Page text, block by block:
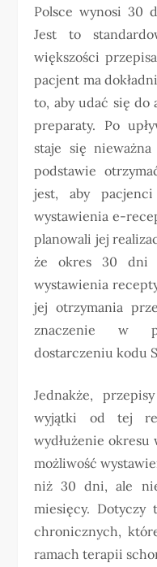
Polsce wynosi 30
Jest to
większości
pacjent ma
to, aby udać się
preparaty. Po
staje się
podstawie
jest, aby
wystawienia e-
planowali jej
że okres 30 dni
wystawienia
jej otrzymania
znaczenie w
dostarczeniu kodu
Jednakże,
wyjątki od tej
wydłużenie okresu
możliwość
niż 30 dni, ale
miesięcy. Dotyczy
chronicznych,
ramach terapii